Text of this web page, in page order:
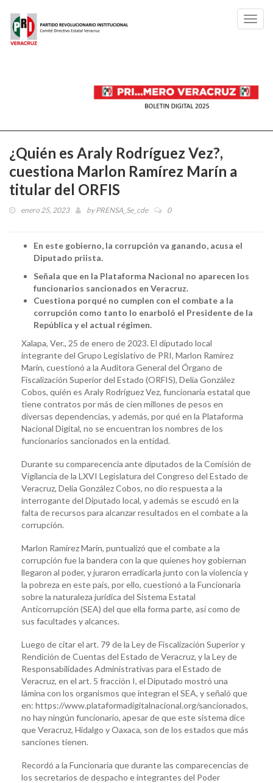
¿Quién es Araly Rodríguez Vez?,
cuestiona Marlon Ramírez Marín a
titular del ORFIS
enero 25, 2023 byPRENSA_Se_cde 0
En este gobierno, la corrupción va ganando, acusa el
Diputado priista.
Señala que en la Plataforma Nacional no aparecen los
funcionarios sancionados en Veracruz.
Cuestiona porqué no cumplen con el combate a la
corrupción como tanto lo enarboló el Presidente de la
República y el actual régimen.
Xalapa, Ver., 25 de enero de 2023. El diputado local
integrante del Grupo Legislativo de PRI, Marlon Ramírez
Marín, cuestionó a la Auditora General del Órgano de
Fiscalización Superior del Estado (ORFIS), Delia González
Cobos, quién es Araly Rodríguez Vez, funcionaria estatal que
tiene contratos por más de cien millones de pesos en
diversas dependencias, y además, por qué en la Plataforma
Nacional Digital, no se encuentran los nombres de los
funcionarios sancionados en la entidad.
Durante su comparecencia ante diputados de la Comisión de
Vigilancia de la LXVI Legislatura del Congreso del Estado de
Veracruz, Delia González Cobos, no dio respuesta a la
interrogante del Diputado local, y además se escudó en la
falta de recursos para alcanzar resultados en el combate a la
corrupción.
Marlon Ramírez Marín, puntualizó que el combate a la
corrupción fue la bandera con la que quienes hoy gobiernan
llegaron al poder, y juraron erradicarla junto con la violencia y
la pobreza en este país, por ello, cuestionó a la Funcionaria
sobre la naturaleza jurídica del Sistema Estatal
Anticorrupción (SEA) del que ella forma parte, así como de
sus facultades y alcances.
Luego de citar el art. 79 de la Ley de Fiscalización Superior y
Rendición de Cuentas del Estado de Veracruz, y la Ley de
Responsabilidades Administrativas para el Estado de
Veracruz, en el art. 5 fracción I, el Diputado mostró una
lámina con los organismos que integran el SEA, y señaló que
en: https://www.plataformadigitalnacional.org/sancionados,
no hay ningún funcionario, apesar de que este sistema dice
que Veracruz, Hidalgo y Oaxaca, son de los estados que más
sanciones tienen.
Recordó a la Funcionaria que durante las comparecencias de
los secretarios de despacho e integrantes del Poder